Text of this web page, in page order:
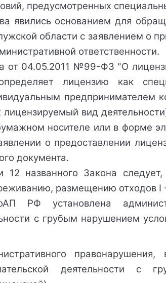
предусмотренных
явились
области с заявлением о
ответственности.
от 04.05.2011 №99-ФЗ "О
лицензию как
предпринимателем
лицензируемый вид
носителе или в форме
о предоставлении
документа.
12 названного Закона
размещению отходов
РФ установлена
с грубым нарушением
деятельности с